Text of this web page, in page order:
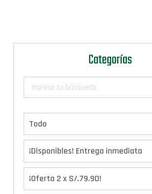
Categorías
Todo
¡Disponibles! Entrega inmediata
¡Oferta 2 x S/.79.90!